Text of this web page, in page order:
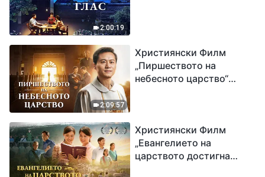
2:00:19
2:09:57
Християнски Филм
„Пиршеството на
небесното царство“
Християнски Филм
„Евангелието на
царството достигна